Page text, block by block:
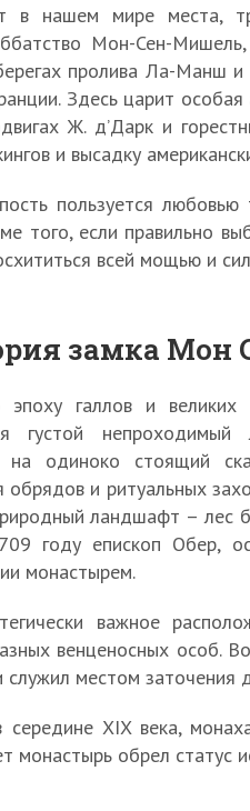
в нашем мире места,
Мон-Сен-
пролива Ла-Манш
Здесь царит
Ж. д’Дарк и
и высадку
пользуется
того, если правильно
всей мощью и
замка Мон
галлов и великих
густой
на одиноко стоящий
обрядов и ритуальных
ландшафт – лес
году епископ Обер,
монастырем.
важное
венценосных особ.
местом заточения
середине XIX века,
монастырь обрел статус